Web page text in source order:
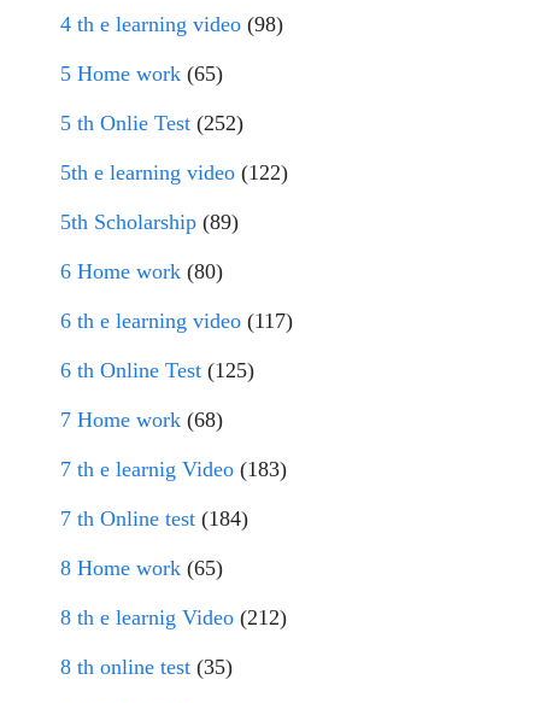
4 th e learning video (98)
5 Home work (65)
5 th Onlie Test (252)
5th e learning video (122)
5th Scholarship (89)
6 Home work (80)
6 th e learning video (117)
6 th Online Test (125)
7 Home work (68)
7 th e learnig Video (183)
7 th Online test (184)
8 Home work (65)
8 th e learnig Video (212)
8 th online test (35)